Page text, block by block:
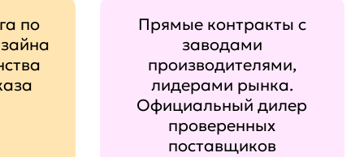
по
Прямые контракты с
заводами
производителями,
лидерами рынка.
Официальный дилер
проверенных
поставщиков